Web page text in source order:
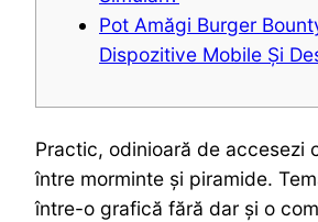
Pot Amăgi Burger
Dispozitive Mobile Și
Practic, odinioară de accesezi
între morminte și piramide.
între-o grafică fără dar și o